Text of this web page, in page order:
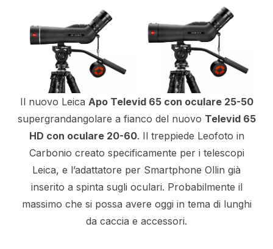
Il nuovo Leica Apo Televid 65 con oculare 25-50
supergrandangolare a fianco del nuovo Televid 65
HD con oculare 20-60. Il treppiede Leofoto in
Carbonio creato specificamente per i telescopi
Leica, e l’adattatore per Smartphone Ollin già
inserito a spinta sugli oculari. Probabilmente il
massimo che si possa avere oggi in tema di lunghi
da caccia e accessori.